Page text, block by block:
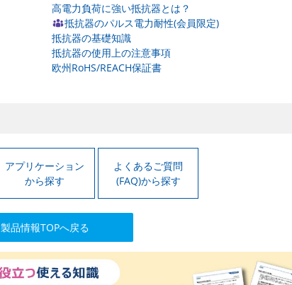
高電力負荷に強い抵抗器とは？
抵抗器のパルス電力耐性(会員限定)
抵抗器の基礎知識
抵抗器の使用上の注意事項
欧州RoHS/REACH保証書
アプリケーション
から探す
よくあるご質問
(FAQ)から探す
製品情報TOPへ戻る